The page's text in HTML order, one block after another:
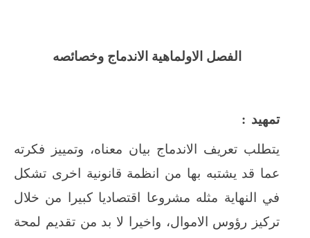
الفصل الاولماهية الاندماج وخصائصه
تمهيد :
يتطلب تعريف الاندماج بيان معناه، وتمييز فكرته
عما قد يشتبه بها من انظمة قانونية اخرى تشكل
في النهاية مثله مشروعا اقتصاديا كبيرا من خلال
تركيز رؤوس الاموال، واخيرا لا بد من تقديم لمحة